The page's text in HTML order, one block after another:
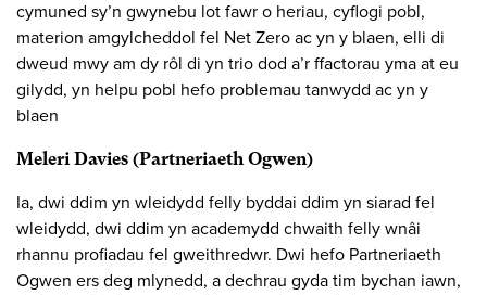
cymuned sy’n gwynebu lot fawr o heriau, cyflogi pobl,
materion amgylcheddol fel Net Zero ac yn y blaen, elli di
dweud mwy am dy rôl di yn trio dod a’r ffactorau yma at eu
gilydd, yn helpu pobl hefo problemau tanwydd ac yn y
blaen
Meleri Davies (Partneriaeth Ogwen)
Ia, dwi ddim yn wleidydd felly byddai ddim yn siarad fel
wleidydd, dwi ddim yn academydd chwaith felly wnâi
rhannu profiadau fel gweithredwr. Dwi hefo Partneriaeth
Ogwen ers deg mlynedd, a dechrau gyda tim bychan iawn,